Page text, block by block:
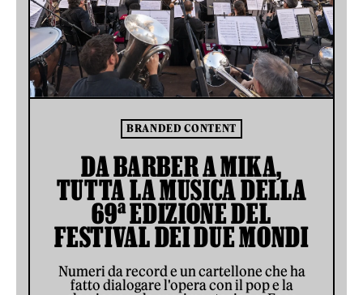
BRANDED CONTENT
DA BARBER A MIKA,
TUTTA LA MUSICA DELLA
69ª EDIZIONE DEL
FESTIVAL DEI DUE MONDI
Numeri da record e un cartellone che ha
fatto dialogare l'opera con il pop e la